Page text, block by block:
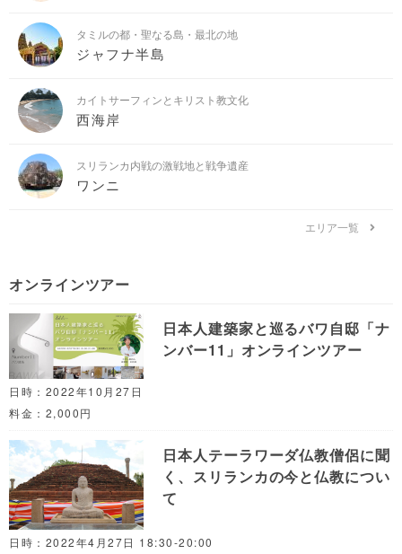
タミルの都・聖なる島・最北の地
ジャフナ半島
カイトサーフィンとキリスト教文化
西海岸
スリランカ内戦の激戦地と戦争遺産
ワンニ
エリア一覧
オンラインツアー
日本人建築家と巡るバワ自邸「ナ
ンバー11」オンラインツアー
日時：2022年10月27日
料金：2,000円
日本人テーラワーダ仏教僧侶に聞
く、スリランカの今と仏教につい
て
日時：2022年4月27日 18:30-20:00